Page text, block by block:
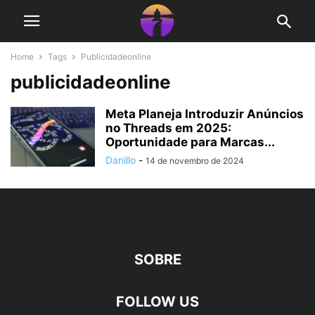
Home Tags Publicidadeonline
publicidadeonline
Meta Planeja Introduzir Anúncios
no Threads em 2025:
Oportunidade para Marcas...
Danillo - 14 de novembro de 2024
SOBRE
FOLLOW US